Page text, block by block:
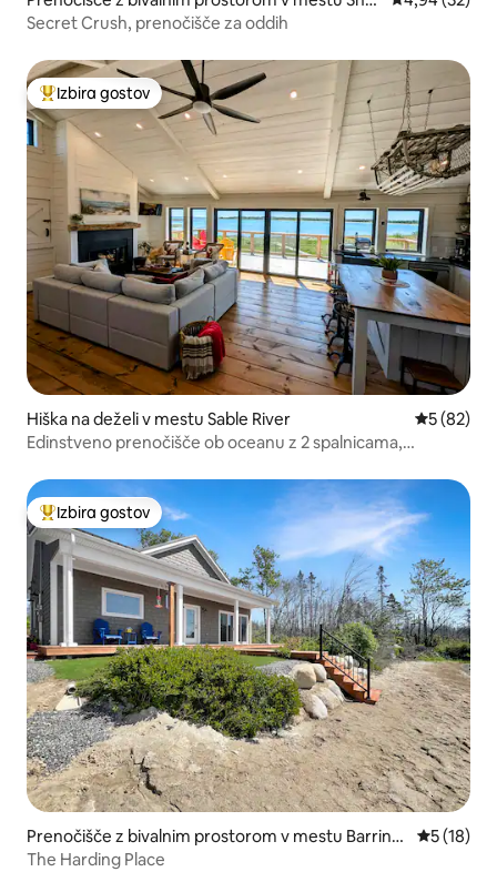
burne
Secret Crush, prenočišče za oddih
Najbolj priljubljena prenočišča z značko »Izbira gostov«
Izbira gostov
Hiška na deželi v mestu Sable River
5 (82)
Edinstveno prenočišče ob oceanu z 2 spalnicama,
Najbolj priljubljena prenočišča z značko »Izbira gostov«
Izbira gostov
Prenočišče z bivalnim prostorom v mestu Barringt
on
5 (18)
The Harding Place